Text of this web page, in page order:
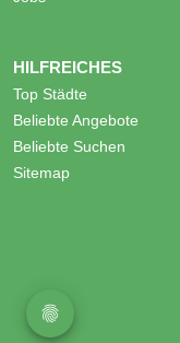
HILFREICHES
Top Städte
Beliebte Angebote
Beliebte Suchen
Sitemap